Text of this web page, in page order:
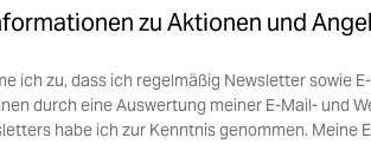
zu Aktionen und
ich zu, dass ich regelmäßig Newsletter sowie
durch eine Auswertung meiner E-Mail- und
habe ich zur Kenntnis genommen. Meine